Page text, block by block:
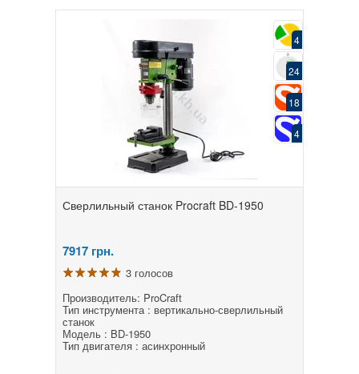
4
24
18
4
Сверлильный станок Procraft BD-1950
7917 грн.
3 голосов
Производитель: ProCraft
Тип инструмента : вертикально-сверлильный
станок
Модель : BD-1950
Тип двигателя : асинхронный